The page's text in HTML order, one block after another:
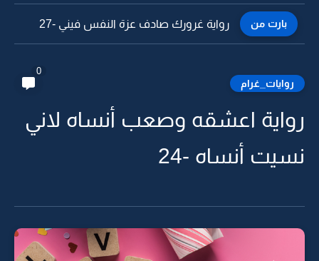
بارت من رواية غرورك صادف عزة النفس فيني -26
روايات_غرام
0
رواية اعشقه وصعب أنساه لاني
نسيت أنساه -24